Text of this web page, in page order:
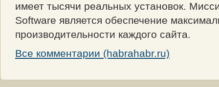
имеет тысячи реальных установок.
Software является обеспечение
производительности каждого сайта.
Все комментарии (habrahabr.ru)